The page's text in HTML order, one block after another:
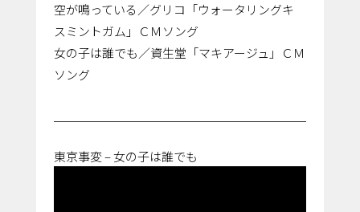
空が鳴っている／グリコ「ウォータリングキ
スミントガム」ＣＭソング
女の子は誰でも／資生堂「マキアージュ」ＣＭ
ソング
東京事変 – 女の子は誰でも